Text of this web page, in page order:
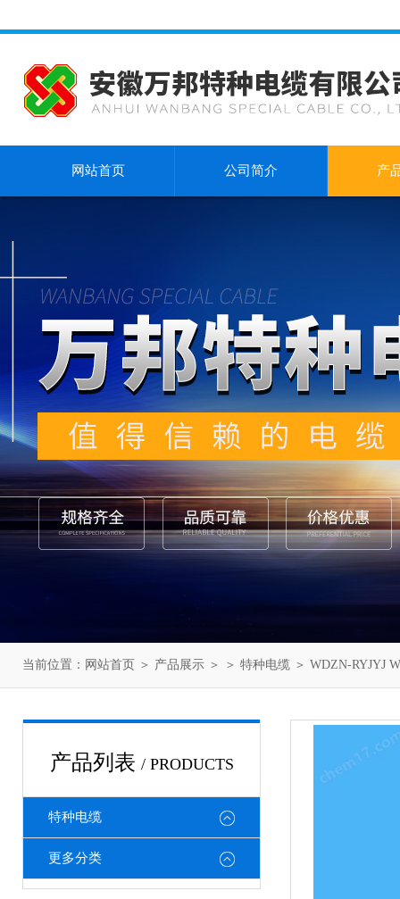
网站首页 公司简介 产
当前位置： 网站首页 ＞ 产品展示 ＞ ＞ 特种电缆 ＞ WDZN-RYJYJ
产品列表 / PRODUCTS
特种电缆
更多分类